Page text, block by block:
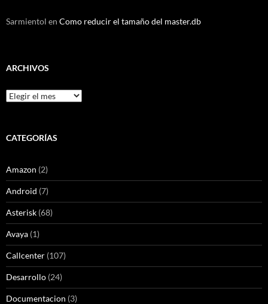
Sarmientol en Como reducir el tamaño del master.db
ARCHIVOS
Archivos
CATEGORÍAS
Amazon (2)
Android (7)
Asterisk (68)
Avaya (1)
Callcenter (107)
Desarrollo (24)
Documentacion (3)